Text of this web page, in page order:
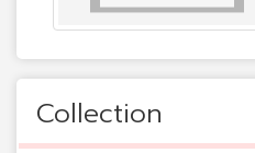
Collection